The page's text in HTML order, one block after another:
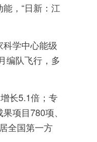
，“日新：江
学中心能级
编队飞行，多
长5.1倍；专
项目780项、
全国第一方